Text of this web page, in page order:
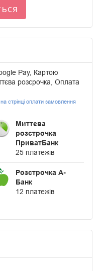
Pay, Картою
розсрочка, Оплата
стрінці оплати замовлення
Миттєва
розстрочка
ПриватБанк
25 платежів
Розстрочка А-
Банк
12 платежів